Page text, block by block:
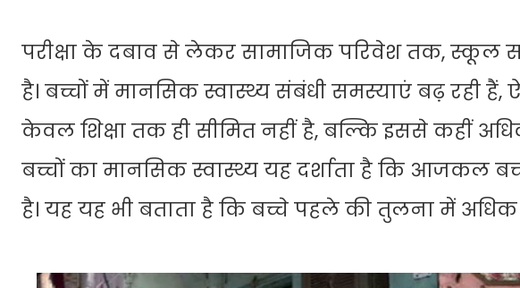
परीक्षा के दबाव से लेकर सामाजिक परिवेश तक, स्कूल
है। बच्चों में मानसिक स्वास्थ्य संबंधी समस्याएं बढ़ रही
केवल शिक्षा तक ही सीमित नहीं है, बल्कि इससे कहीं
बच्चों का मानसिक स्वास्थ्य यह दर्शाता है कि आजकल
है। यह यह भी बताता है कि बच्चे पहले की तुलना में अधिक